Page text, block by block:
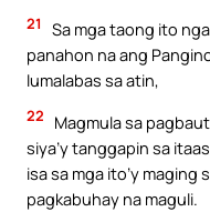
21
Sa mga taong ito
panahon na ang
lumalabas sa atin,
22
Magmula sa
siya’y tanggapin sa
isa sa mga ito’y maging
pagkabuhay na maguli.